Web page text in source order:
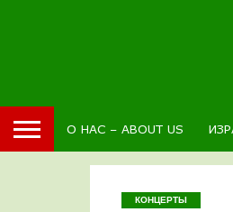
О НАС – ABOUT US
КОНЦЕРТЫ